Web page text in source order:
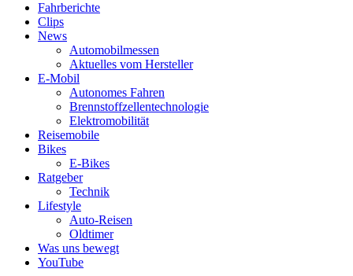
Fahrberichte
Clips
News
Automobilmessen
Aktuelles vom Hersteller
E-Mobil
Autonomes Fahren
Brennstoffzellentechnologie
Elektromobilität
Reisemobile
Bikes
E-Bikes
Ratgeber
Technik
Lifestyle
Auto-Reisen
Oldtimer
Was uns bewegt
YouTube